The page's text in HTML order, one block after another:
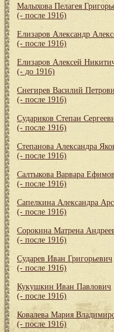
Малыхова Пелагея
(- после 1916)
Елизаров Александр
(- после 1916)
Елизаров Алексей
(- до 1916)
Снегирев Василий
(- после 1916)
Судариков Степан
(- после 1916)
Степанова Александра
(- после 1916)
Салтыкова Варвара
(- после 1916)
Сапелкина Александра
(- после 1916)
Сорокина Матрена
(- после 1916)
Сударев Иван Григорьевич
(- после 1916)
Кукушкин Иван Павлович
(- после 1916)
Ковалева Мария
(- после 1916)